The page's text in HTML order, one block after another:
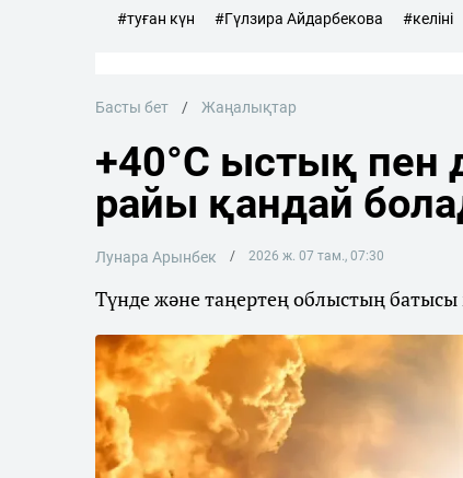
#туған күн #Гүлзира Айдарбекова #келіні
Басты бет Жаңалықтар
+40°C ыстық пен
райы қандай
Лунара Арынбек 2026 ж. 07 там., 07:30
Түнде және таңертең облыстың батысы